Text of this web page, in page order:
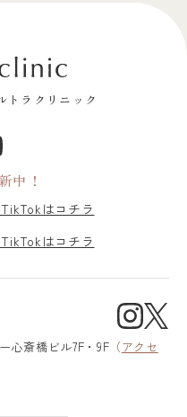
トラクリニック
中！
はコチラ
はコチラ
心斎橋ビル7F・9F （アクセ